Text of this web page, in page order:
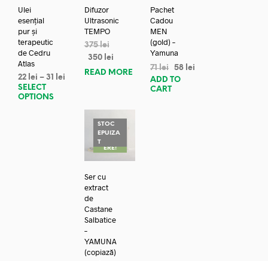
Ulei
esențial
pur și
terapeutic
de Cedru
Atlas
22 lei – 31
lei
SELECT
OPTIONS
Difuzor
Ultrasonic
TEMPO
375lei
350 lei
READ MORE
Pachet
Cadou
MEN
(gold) –
Yamuna
71lei 58 lei
ADD TO
CART
STOC
EPUIZA
TREDUC
ERE!
Ser cu
extract
de
Castane
Salbatice
–
YAMUNA
(copiază)